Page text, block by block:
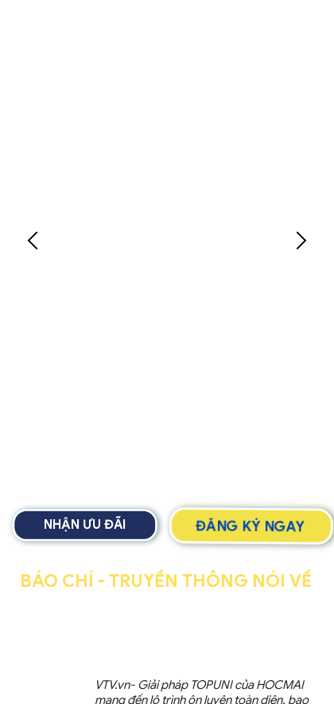
NHẬN ƯU ĐÃI ĐĂNG KÝ NGAY
BÁO CHÍ - TRUYỀN THÔNG NÓI VỀ
VTV.vn- Giải pháp TOPUNI của HOCMAI
mang đến lộ trình ôn luyện toàn diện, bao